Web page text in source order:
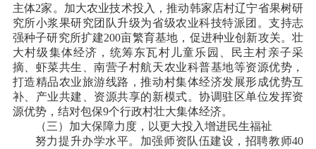
主体2家。加大农业技术投入，推动韩家店村辽宁省果树研
究所小浆果研究团队升级为省级农业科技特派团。支持志
强种子研究所扩建200亩繁育基地，促进种业创新攻关。壮
大村级集体经济，统筹东瓦村儿童乐园、民主村亲子采
摘、虾菜共生、南营子村航天农业科普基地等资源优势，
打造精品农业旅游线路，推动村集体经济发展形成优势互
补、产业共建、资源共享的新模式。协调驻区单位发挥资
源优势，结对包保9个行政村壮大集体经济。
（三）加大保障力度，以更大投入增进民生福祉
努力提升办学水平。加强师资队伍建设，招聘教师40